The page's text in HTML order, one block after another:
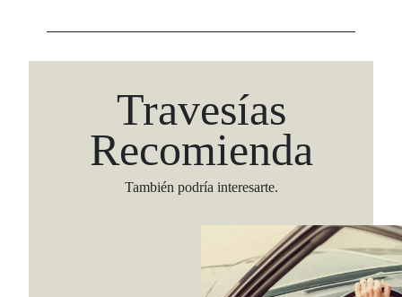
Travesías
Recomienda
También podría interesarte.